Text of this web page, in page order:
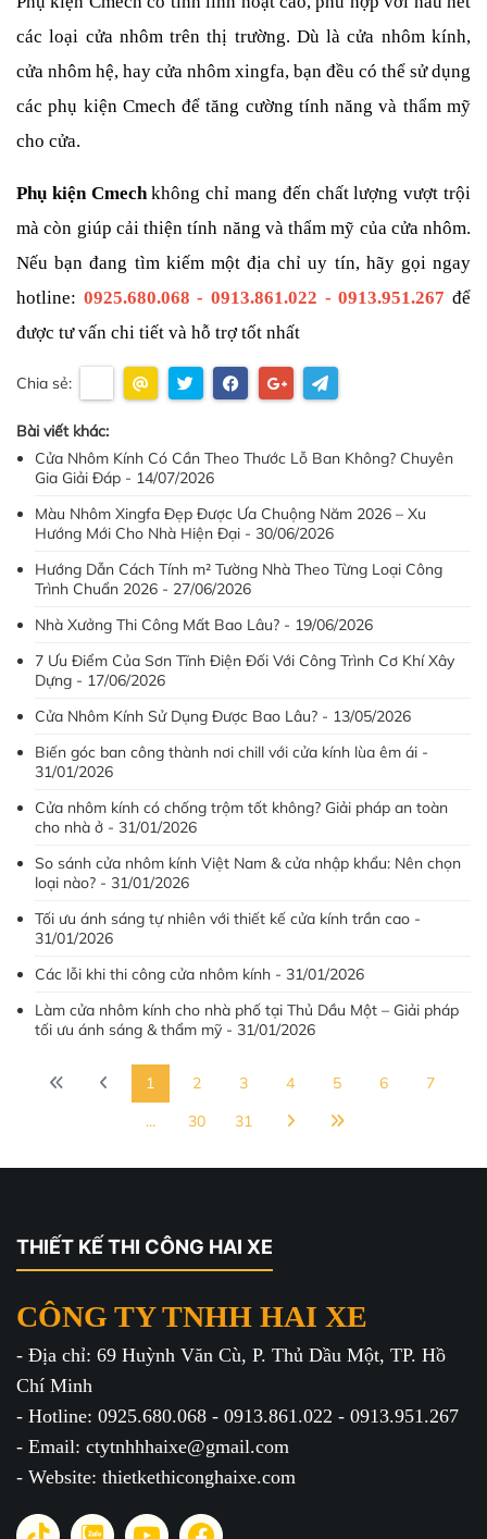
các loại cửa nhôm trên thị trường. Dù là cửa nhôm kính,
cửa nhôm hệ, hay cửa nhôm xingfa, bạn đều có thể sử dụng
các phụ kiện Cmech để tăng cường tính năng và thẩm mỹ
cho cửa.
Phụ kiện Cmech không chỉ mang đến chất lượng vượt trội
mà còn giúp cải thiện tính năng và thẩm mỹ của cửa nhôm.
Nếu bạn đang tìm kiếm một địa chỉ uy tín, hãy gọi ngay
hotline: 0925.680.068 - 0913.861.022 - 0913.951.267 để
được tư vấn chi tiết và hỗ trợ tốt nhất
Chia sẻ:
Bài viết khác:
Cửa Nhôm Kính Có Cần Theo Thước Lỗ Ban Không? Chuyên
Gia Giải Đáp - 14/07/2026
Màu Nhôm Xingfa Đẹp Được Ưa Chuộng Năm 2026 – Xu
Hướng Mới Cho Nhà Hiện Đại - 30/06/2026
Hướng Dẫn Cách Tính m² Tường Nhà Theo Từng Loại Công
Trình Chuẩn 2026 - 27/06/2026
Nhà Xưởng Thi Công Mất Bao Lâu? - 19/06/2026
7 Ưu Điểm Của Sơn Tĩnh Điện Đối Với Công Trình Cơ Khí Xây
Dựng - 17/06/2026
Cửa Nhôm Kính Sử Dụng Được Bao Lâu? - 13/05/2026
Biến góc ban công thành nơi chill với cửa kính lùa êm ái -
31/01/2026
Cửa nhôm kính có chống trộm tốt không? Giải pháp an toàn
cho nhà ở - 31/01/2026
So sánh cửa nhôm kính Việt Nam & cửa nhập khẩu: Nên chọn
loại nào? - 31/01/2026
Tối ưu ánh sáng tự nhiên với thiết kế cửa kính trần cao -
31/01/2026
Các lỗi khi thi công cửa nhôm kính - 31/01/2026
Làm cửa nhôm kính cho nhà phố tại Thủ Dầu Một – Giải pháp
tối ưu ánh sáng & thẩm mỹ - 31/01/2026
1 2 3 4 5 6
7
...
30 31
THIẾT KẾ THI CÔNG HAI XE
CÔNG TY TNHH HAI XE
- Địa chỉ: 69 Huỳnh Văn Cù, P. Thủ Dầu Một, TP. Hồ
Chí Minh
- Hotline: 0925.680.068 - 0913.861.022 - 0913.951.267
- Email: ctytnhhhaixe@gmail.com
- Website: thietkethiconghaixe.com